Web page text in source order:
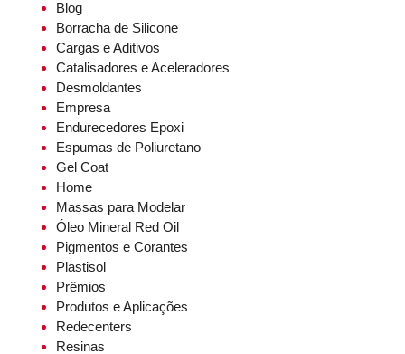
Blog
Borracha de Silicone
Cargas e Aditivos
Catalisadores e Aceleradores
Desmoldantes
Empresa
Endurecedores Epoxi
Espumas de Poliuretano
Gel Coat
Home
Massas para Modelar
Óleo Mineral Red Oil
Pigmentos e Corantes
Plastisol
Prêmios
Produtos e Aplicações
Redecenters
Resinas